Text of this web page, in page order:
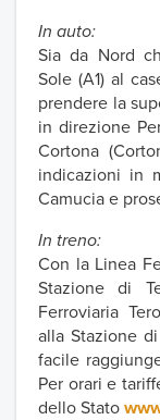
​​​​​In auto:
Sia da Nord
Sole (A1) al
prendere la
in direzione
Cortona
indicazioni in
Camucia e
In treno:
Con la Linea
Stazione di
Ferroviaria
alla Stazione
facile
Per orari e
dello Stato